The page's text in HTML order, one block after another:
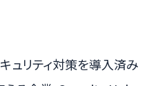
ュリティ対策を導入済み